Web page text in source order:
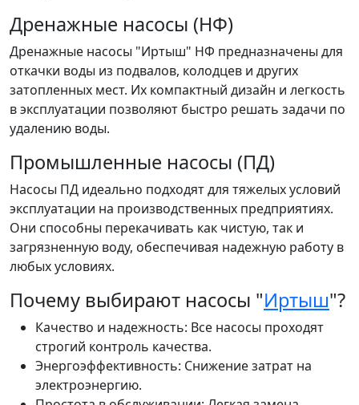
Дренажные насосы (НФ)
Дренажные насосы "Иртыш" НФ предназначены для
откачки воды из подвалов, колодцев и других
затопленных мест. Их компактный дизайн и легкость
в эксплуатации позволяют быстро решать задачи по
удалению воды.
Промышленные насосы (ПД)
Насосы ПД идеально подходят для тяжелых условий
эксплуатации на производственных предприятиях.
Они способны перекачивать как чистую, так и
загрязненную воду, обеспечивая надежную работу в
любых условиях.
Почему выбирают насосы "Иртыш"?
Качество и надежность: Все насосы проходят
строгий контроль качества.
Энергоэффективность: Снижение затрат на
электроэнергию.